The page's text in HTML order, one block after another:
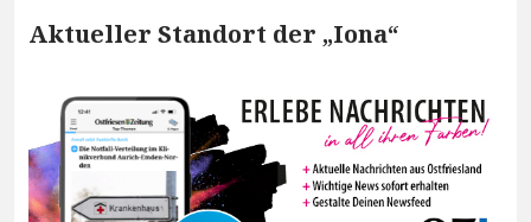
Aktueller Standort der „Iona“